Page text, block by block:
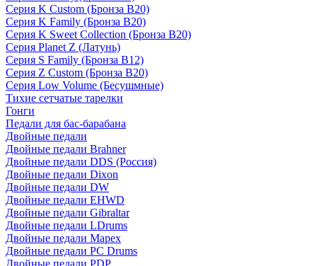
Серия K Custom (Бронза B20)
Серия K Family (Бронза B20)
Серия K Sweet Collection (Бронза B20)
Серия Planet Z (Латунь)
Серия S Family (Бронза B12)
Серия Z Custom (Бронза B20)
Серия Low Volume (Бесушмные)
Тихие сетчатые тарелки
Гонги
Педали для бас-барабана
Двойные педали
Двойные педали Brahner
Двойные педали DDS (Россия)
Двойные педали Dixon
Двойные педали DW
Двойные педали EHWD
Двойные педали Gibraltar
Двойные педали LDrums
Двойные педали Mapex
Двойные педали PC Drums
Двойные педали PDP